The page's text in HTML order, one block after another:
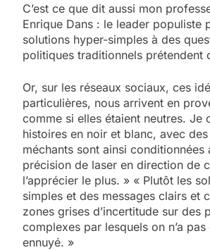
C’est ce que dit aussi mon
Enrique Dans : le leader populiste
solutions hyper-simples à des
politiques traditionnels prétendent
Or, sur les réseaux sociaux, ces
particulières, nous arrivent en
comme si elles étaient neutres. Je
histoires en noir et blanc, avec
méchants sont ainsi conditionnées
précision de laser en direction de
l’apprécier le plus. » « Plutôt les
simples et des messages clairs et
zones grises d’incertitude sur des
complexes par lesquels on n’a pas
ennuyé. »